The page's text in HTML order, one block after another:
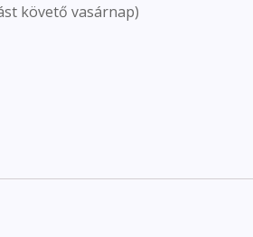
követő vasárnap)